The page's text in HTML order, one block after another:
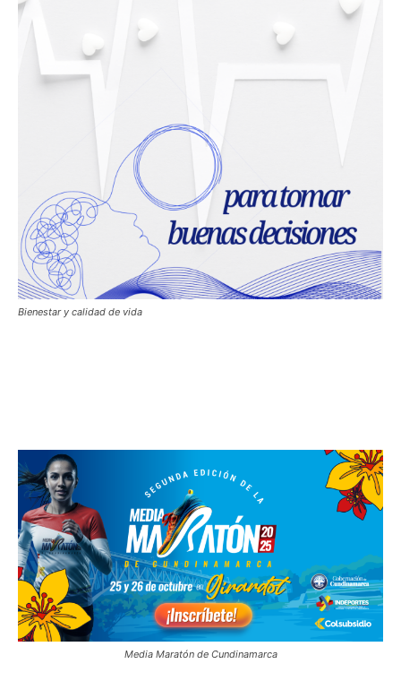
Bienestar y calidad de vida
Media Maratón de Cundinamarca